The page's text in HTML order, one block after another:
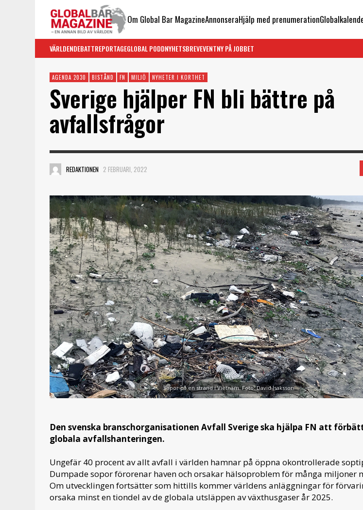
Om Global Bar MagazineAnnonseraHjälp med prenumeration
VÄRLDENDEBATTREPORTAGEGLOBAL PODDNYHETSBREVEVENTNY PÅ JOBBET
AGENDA 2030 BISTÅND FN MILJÖ NYHETER I KORTHET
Sverige hjälper FN bli bättre på
avfallsfrågor
REDAKTIONEN 2 FEBRUARI, 2022
Sopor på en strand i Vietnam. Foto: David Isaksson.
Den svenska branschorganisationen Avfall Sverige ska hjälpa FN att
globala avfallshanteringen.
Ungefär 40 procent av allt avfall i världen hamnar på öppna okontrollerade
Dumpade sopor förorenar haven och orsakar hälsoproblem för många miljoner
Om utvecklingen fortsätter som hittills kommer världens anläggningar för
orsaka minst en tiondel av de globala utsläppen av växthusgaser år 2025.